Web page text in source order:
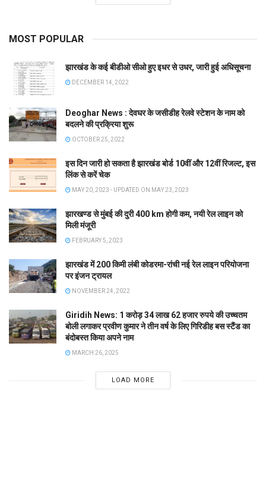
MOST POPULAR
झारखंड के कई बीडीओ सीओ हुए इधर से उधर, जारी हुई अधिसूचना
DECEMBER 14, 2022
Deoghar News : देवघर के जसीडीह रेलवे स्टेशन के नाम को
बदलने की प्रक्रिया शुरू
OCTOBER 25, 2022
इस दिन जारी हो सकता है झारखंड बोर्ड 10वीं और 12वीं रिजल्ट, इस
लिंक से करें चेक
MAY 20, 2023 - UPDATED ON MAY 23, 2023
झारखण्ड से मुंबई की दुरी 400 km होगी कम, नयी रेल लाइन को
मिली मंजूरी
FEBRUARY 5, 2023
झारखंड में 200 किमी लंबी कोडरमा-रांची नई रेल लाइन परियोजना
पर इंजन ट्रायल
NOVEMBER 24, 2022
Giridih News: 1 करोड़ 34 लाख 62 हजार रुपये की उच्चतम
बोली लगाकर प्रवीण कुमार ने तीन वर्ष के लिए गिरिडीह बस स्टैंड का
बंदोबस्त किया अपने नाम
MARCH 26, 2025
LOAD MORE